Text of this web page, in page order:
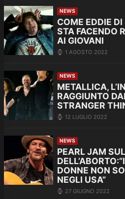
NEWS
COME EDDIE
STA FACENDO
AI GIOVANI
1 AGOSTO 2022
NEWS
METALLICA,
RAGGIUNTO
STRANGER
12 LUGLIO 2022
NEWS
PEARL JAM
DONNE NON
NEGLI USA”
27 GIUGNO 2022